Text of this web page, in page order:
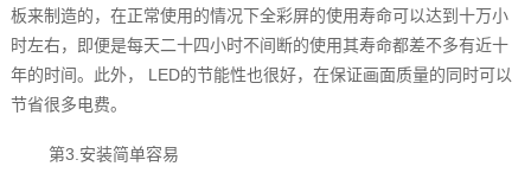
板来制造的，在正常使用的情况下全彩屏的使用寿命可以达到十万小
时左右，即便是每天二十四小时不间断的使用其寿命都差不多有近十
年的时间。此外， LED的节能性也很好，在保证画面质量的同时可以
节省很多电费。
第3.安装简单容易